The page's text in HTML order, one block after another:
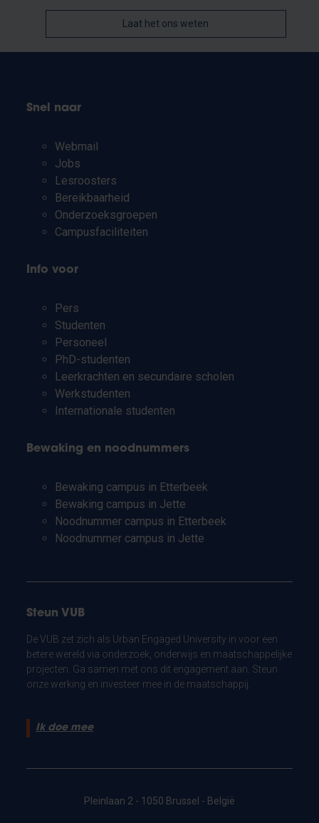
Laat het ons weten
Snel naar
Webmail
Jobs
Lesroosters
Bereikbaarheid
Onderzoeksgroepen
Campusfaciliteiten
Info voor
Pers
Studenten
Personeel
PhD-studenten
Leerkrachten en secundaire scholen
Werkstudenten
Internationale studenten
Bewaking en noodnummers
Bewaking campus in Etterbeek
Bewaking campus in Jette
Noodnummer campus in Etterbeek
Noodnummer campus in Jette
Steun VUB
De VUB zet zich als Urban Engaged University in voor een
betere wereld via onderzoek, onderwijs en maatschappelijke
projecten. Ga samen met ons dit engagement aan. Steun
onze werking en investeer mee in de maatschappij.
Ik doe mee
Pleinlaan 2 - 1050 Brussel - België